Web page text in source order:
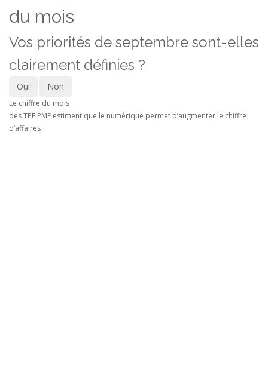
du mois
Vos priorités de septembre sont-elles
clairement définies ?
Oui Non
Le chiffre du mois
des TPE PME estiment que le numérique permet d’augmenter le chiffre
d’affaires